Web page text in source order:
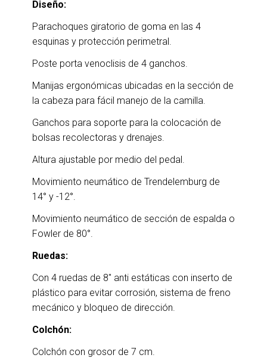
Diseño:
Parachoques giratorio de goma en las 4
esquinas y protección perimetral.
Poste porta venoclisis de 4 ganchos.
Manijas ergonómicas ubicadas en la sección de
la cabeza para fácil manejo de la camilla.
Ganchos para soporte para la colocación de
bolsas recolectoras y drenajes.
Altura ajustable por medio del pedal.
Movimiento neumático de Trendelemburg de
14° y -12°.
Movimiento neumático de sección de espalda o
Fowler de 80°.
Ruedas:
Con 4 ruedas de 8″ anti estáticas con inserto de
plástico para evitar corrosión, sistema de freno
mecánico y bloqueo de dirección.
Colchón:
Colchón con grosor de 7 cm.